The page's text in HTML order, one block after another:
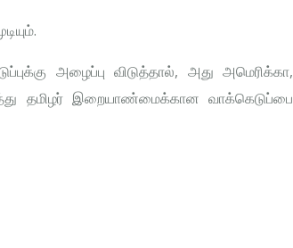
அழைப்பு விடுத்தால், அது அமெரிக்கா,
தமிழர் இறையாண்மைக்கான வாக்கெடுப்பை